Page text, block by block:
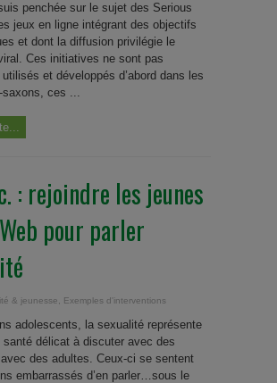
penchée sur le sujet des Serious
jeux en ligne intégrant des objectifs
et dont la diffusion privilégie le
Ces initiatives ne sont pas
et développés d’abord dans les
saxons, ces ...
: rejoindre les jeunes
pour parler
& jeunesse Exemples d'interventions
adolescents, la sexualité représente
santé délicat à discuter avec des
des adultes. Ceux-ci se sentent
embarrassés d’en parler…sous le